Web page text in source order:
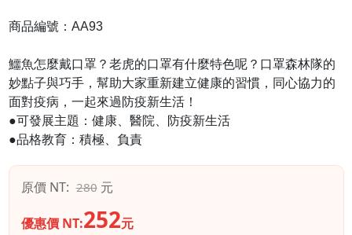
商品編號：AA93
鱷魚怎麼戴口罩？老虎的口罩有什麼特色呢？口罩森林隊的
妙點子與巧手，幫助大家重新建立健康的習慣，同心協力的
面對疫病，一起來過防疫新生活！
●可發展主題：健康、醫院、防疫新生活
●品格教育：積極、負責
原價 NT: 280元
優惠價 NT:252元